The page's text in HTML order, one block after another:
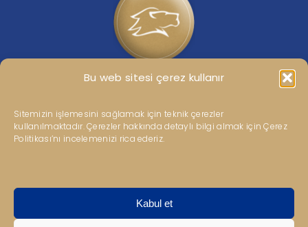
Bu web sitesi çerez kullanır
Sitemizin işlemesini sağlamak için teknik çerezler
kullanılmaktadır. Çerezler hakkında detaylı bilgi almak için Çerez
Politikası’nı incelemenizi rica ederiz.
Kabul et
Kipaş Grubumuza ait güncel haberler için bizi sosyal
Gizlilik ve Kullanım Koşulları–
Hizmetleri–Kovid-19–Jes Bilgilendirme–İletişim